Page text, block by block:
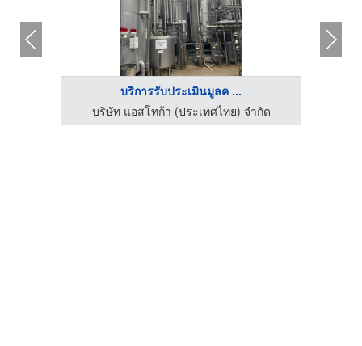
บริการรับประเมินมูลค ...
บริษัท แอสโทก้า (ประเทศไทย) จำกัด